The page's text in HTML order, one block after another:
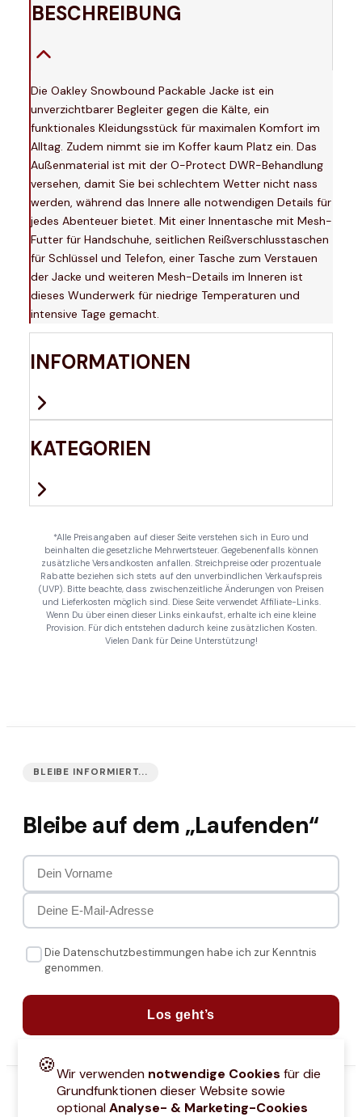
BESCHREIBUNG
Die Oakley Snowbound Packable Jacke ist ein
unverzichtbarer Begleiter gegen die Kälte, ein
funktionales Kleidungsstück für maximalen Komfort im
Alltag. Zudem nimmt sie im Koffer kaum Platz ein. Das
Außenmaterial ist mit der O-Protect DWR-Behandlung
versehen, damit Sie bei schlechtem Wetter nicht nass
werden, während das Innere alle notwendigen Details für
jedes Abenteuer bietet. Mit einer Innentasche mit Mesh-
Futter für Handschuhe, seitlichen Reißverschlusstaschen
für Schlüssel und Telefon, einer Tasche zum Verstauen
der Jacke und weiteren Mesh-Details im Inneren ist
dieses Wunderwerk für niedrige Temperaturen und
intensive Tage gemacht.
INFORMATIONEN
KATEGORIEN
*Alle Preisangaben auf dieser Seite verstehen sich in Euro und
beinhalten die gesetzliche Mehrwertsteuer. Gegebenenfalls können
zusätzliche Versandkosten anfallen. Streichpreise oder prozentuale
Rabatte beziehen sich stets auf den unverbindlichen Verkaufspreis
(UVP). Bitte beachte, dass zwischenzeitliche Änderungen von Preisen
und Lieferkosten möglich sind. Diese Seite verwendet Affiliate-Links.
Wenn Du über einen dieser Links einkaufst, erhalte ich eine kleine
Provision. Für dich entstehen dadurch keine zusätzlichen Kosten.
Vielen Dank für Deine Unterstützung!
BLEIBE INFORMIERT...
Bleibe auf dem „Laufenden“
Die Datenschutzbestimmungen habe ich zur Kenntnis
genommen.
Los geht’s
🍪Wir verwenden notwendige Cookies für die
Grundfunktionen dieser Website sowie
optionalAnalyse- & Marketing-Cookies